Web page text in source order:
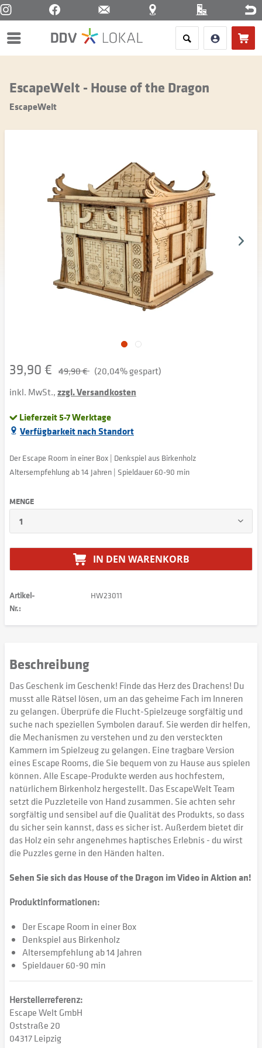
Menü
EscapeWelt - House of the Dragon
EscapeWelt
39,90 € 49,90 € (20,04% gespart)
inkl. MwSt.,zzgl. Versandkosten
Lieferzeit 5-7 Werktage
Verfügbarkeit nach Standort
Der Escape Room in einer Box | Denkspiel aus Birkenholz
Altersempfehlung ab 14 Jahren | Spieldauer 60-90 min
MENGE
IN DEN WARENKORB
Artikel-
Nr.:
HW23011
Beschreibung
Das Geschenk im Geschenk! Finde das Herz des Drachens! Du
musst alle Rätsel lösen, um an das geheime Fach im Inneren
zu gelangen. Überprüfe die Flucht-Spielzeuge sorgfältig und
suche nach speziellen Symbolen darauf. Sie werden dir helfen,
die Mechanismen zu verstehen und zu den versteckten
Kammern im Spielzeug zu gelangen. Eine tragbare Version
eines Escape Rooms, die Sie bequem von zu Hause aus spielen
können. Alle Escape-Produkte werden aus hochfestem,
natürlichem Birkenholz hergestellt. Das EscapeWelt Team
setzt die Puzzleteile von Hand zusammen. Sie achten sehr
sorgfältig und sensibel auf die Qualität des Produkts, so dass
du sicher sein kannst, dass es sicher ist. Außerdem bietet dir
das Holz ein sehr angenehmes haptisches Erlebnis - du wirst
die Puzzles gerne in den Händen halten.
Sehen Sie sich das House of the Dragon im Video in Aktion an!
Produktinformationen:
Der Escape Room in einer Box
Denkspiel aus Birkenholz
Altersempfehlung ab 14 Jahren
Spieldauer 60-90 min
Herstellerreferenz:
Escape Welt GmbH
Oststraße 20
04317 Leipzig